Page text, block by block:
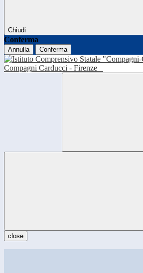
Chiudi
Conferma
Annulla Conferma
Compagni Carducci - Firenze
close